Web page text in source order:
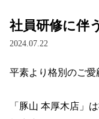
社員研修に伴
2024.07.22
平素より格別のご愛
「豚山 本厚木店」